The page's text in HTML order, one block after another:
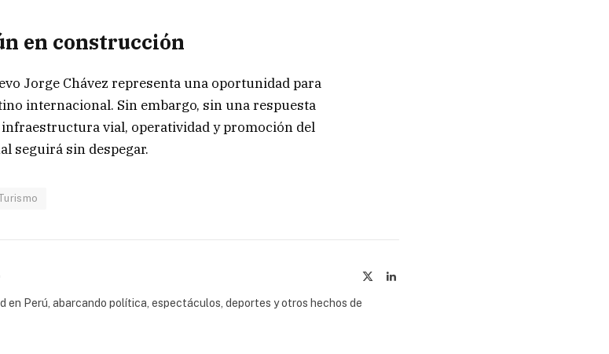
en construcción
Jorge Chávez representa una oportunidad para
internacional. Sin embargo, sin una respuesta
vial, operatividad y promoción del
seguirá sin despegar.
LinkedIn
en Perú, abarcando política, espectáculos, deportes y otros hechos de